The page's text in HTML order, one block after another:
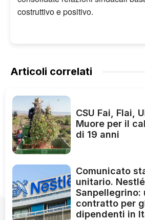
costruttivo e positivo.
Articoli correlati
CSU Fai, Flai,
Muore per il
di 19 anni
Comunicato
unitario. Nestlé
Sanpellegrino:
contratto per
dipendenti in